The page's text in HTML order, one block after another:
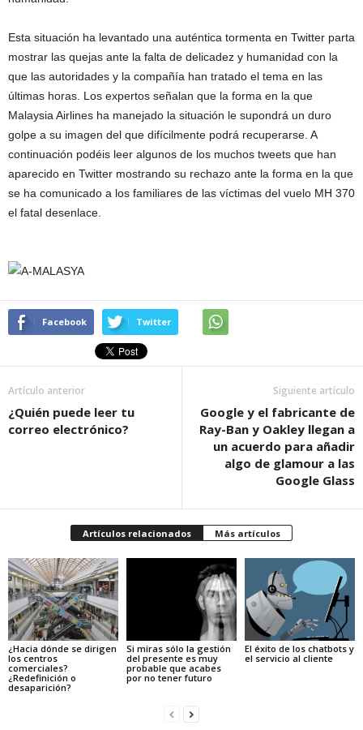
Esta situación ha levantado una auténtica tormenta en Twitter parta
mostrar las quejas ante la falta de delicadez y humanidad con la
que las autoridades y la compañía han tratado el tema en las
últimas horas. Los expertos señalan que la forma en la que
Malaysia Airlines ha manejado la situación le supondrá un duro
golpe a su imagen del que difícilmente podrá recuperarse. A
continuación podéis leer algunos de los muchos tweets que han
aparecido en Twitter mostrando su rechazo ante la forma en la que
se ha comunicado a los familiares de las víctimas del vuelo MH 370
el fatal desenlace.
Facebook Twitter
Artículo anterior
¿Quién puede leer tu
correo electrónico?
Siguiente artículo
Google y el fabricante de
Ray-Ban y Oakley llegan a
un acuerdo para añadir
algo de glamour a las
Google Glass
Artículos relacionados Más artículos
¿Hacia dónde se dirigen
los centros
comerciales?
¿Redefinición o
desaparición?
Si miras sólo la gestión
del presente es muy
probable que acabes
por no tener futuro
El éxito de los chatbots y
el servicio al cliente